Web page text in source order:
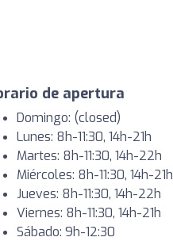
de apertura
Domingo: (closed)
Lunes: 8h-11:30, 14h-21h
Martes: 8h-11:30, 14h-22h
Miércoles: 8h-11:30, 14h-21h
Jueves: 8h-11:30, 14h-22h
Viernes: 8h-11:30, 14h-21h
Sábado: 9h-12:30